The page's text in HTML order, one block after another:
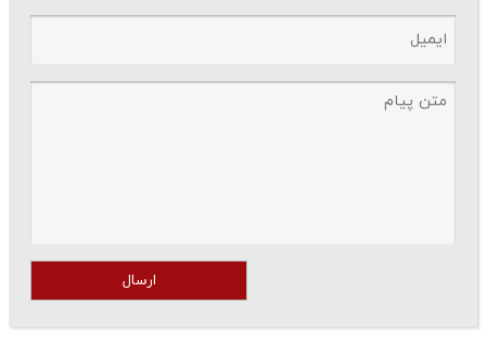
ارسال